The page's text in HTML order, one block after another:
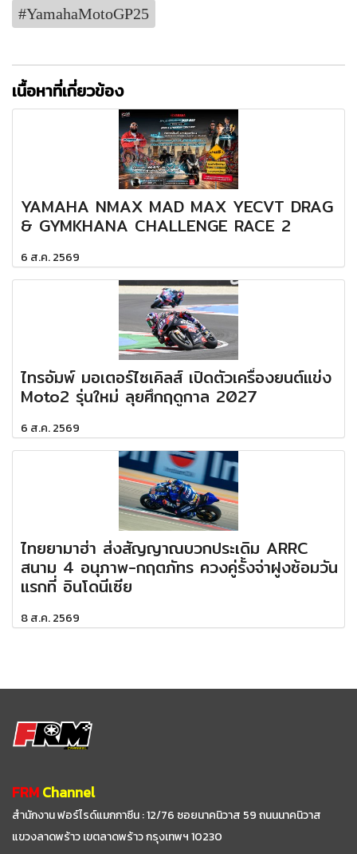
#YamahaMotoGP25
เนื้อหาที่เกี่ยวข้อง
YAMAHA NMAX MAD MAX YECVT DRAG
& GYMKHANA CHALLENGE RACE 2
6 ส.ค. 2569
ไทรอัมพ์ มอเตอร์ไซเคิลส์ เปิดตัวเครื่องยนต์แข่ง
Moto2 รุ่นใหม่ ลุยศึกฤดูกาล 2027
6 ส.ค. 2569
ไทยยามาฮ่า ส่งสัญญาณบวกประเดิม ARRC
สนาม 4 อนุภาพ-กฤตภัทร ควงคู่รั้งจ่าฝูงซ้อมวัน
แรกที่ อินโดนีเซีย
8 ส.ค. 2569
FRMChannel
สำนักงาน ฟอร์ไรด์แมกกาซีน : 12/76 ซอยนาคนิวาส 59ถนนนาคนิวาส
แขวงลาดพร้าว เขตลาดพร้าว กรุงเทพฯ 10230